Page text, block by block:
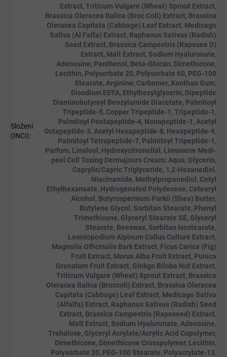
Složení
(INCI):
Extract, Triticum Vulgare (Wheat) Sprout Extract,
Brassica Oleracea Italica (Broc Coli) Extract, Brassica
Oleracea Capitata (Cabbage) Leaf Extract, Medicago
Sativa (Al Falfa) Extract, Raphanus Sativus (Radish)
Seed Extract, Brassica Campestris (Rapesee D)
Extract, Malt Extract, Sodium Hyaluronate,
Adenosine, Panthenol, Beta-Glucan, Dimethicone,
Lecithin, Polysorbate 20, Polysorbate 60, PEG-100
Stearate, Arginine, Carbomer, Xanthan Gum,
Disodium EDTA, Ethylhexylglycerin, Dipeptide
Diaminobutyroyl Benzylamide Diacetate, Palmitoyl
Tripeptide-5, Copper Tripeptide-1, Tripeptide-1,
Palmitoyl Pentapeptide-4, Nonapeptide-1, Acetyl
Octapeptide-3, Acetyl Hexapeptide-8, Hexapeptide-9,
Palmitoyl Tetrapeptide-7, Palmitoyl Tripeptide-1,
Parfum, Linalool, Hydroxycitronellal, Limonene Medi-
peel Cell Toxing Dermajours Cream: Aqua, Glycerin,
Caprylic/Capric Triglyceride, 1,2-Hexanediol,
Niacinamide, Methylpropanediol, Cetyl
Ethylhexanoate, Hydrogenated Polydecene, Cetearyl
Alcohol, Butyrospermum Parkii (Shea) Butter,
Butylene Glycol, Sorbitan Stearate, Phenyl
Trimethicone, Glyceryl Stearate SE, Glyceryl
Stearate, Beeswax, Sorbitan Isostearate,
Leontopodium Alpinum Callus Culture Extract,
Magnolia Officinalis Bark Extract, Ficus Carica (Fig)
Fruit Extract, Morus Alba Fruit Extract, Punica
Granatum Fruit Extract, Ginkgo Biloba Nut Extract,
Triticum Vulgare (Wheat) Sprout Extract, Brassica
Oleracea Italica (Broccoli) Extract, Brassica Oleracea
Capitata (Cabbage) Leaf Extract, Medicago Sativa
(Alfalfa) Extract, Raphanus Sativus (Radish) Seed
Extract, Brassica Campestris (Rapeseed) Extract,
Malt Extract, Sodium Hyaluronate, Adenosine,
Trehalose, Glyceryl Acrylate/Acrylic Acid Copolymer,
Dimethicone, Dimethicone Crosspolymer, Lecithin,
Polysorbate 20, PEG-100 Stearate, Polyacrylate-13,